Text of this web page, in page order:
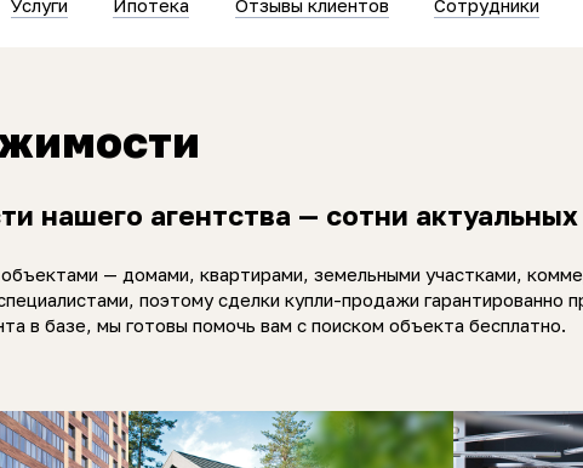
нашего агентства — сотни
— домами, квартирами, земельными участками,
поэтому сделки купли-продажи гарантированно
в базе, мы готовы помочь вам с поиском объекта бесплатно.